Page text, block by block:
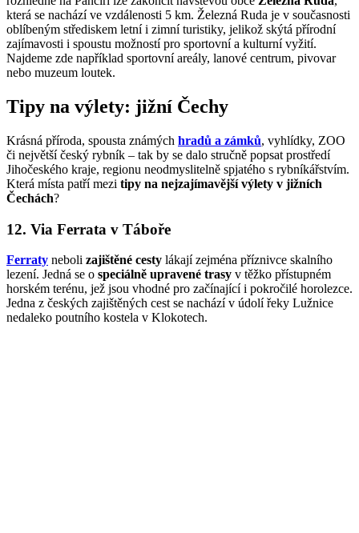
která se nachází ve vzdálenosti 5 km. Železná Ruda je v současnosti
oblíbeným střediskem letní i zimní turistiky, jelikož skýtá přírodní
zajímavosti i spoustu možností pro sportovní a kulturní vyžití.
Najdeme zde například sportovní areály, lanové centrum, pivovar
nebo muzeum loutek.
Tipy na výlety: jižní Čechy
Krásná příroda, spousta známých hradů a zámků, vyhlídky, ZOO
či největší český rybník –⁠ tak by se dalo stručně popsat prostředí
Jihočeského kraje, regionu neodmyslitelně spjatého s rybníkářstvím.
Která místa patří mezi tipy na nejzajímavější výlety v jižních
Čechách?
12. Via Ferrata v Táboře
Ferraty neboli zajištěné cesty lákají zejména příznivce skalního
lezení. Jedná se o speciálně upravené trasy v těžko přístupném
horském terénu, jež jsou vhodné pro začínající i pokročilé horolezce.
Jedna z českých zajištěných cest se nachází v údolí řeky Lužnice
nedaleko poutního kostela v Klokotech.